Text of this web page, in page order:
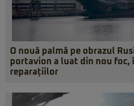
O nouă palmă pe obrazul
portavion a luat din nou foc,
reparațiilor